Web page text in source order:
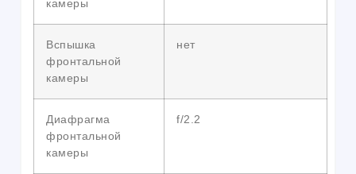
камеры
Вспышка
фронтальной
камеры
нет
Диафрагма
фронтальной
камеры
f/2.2